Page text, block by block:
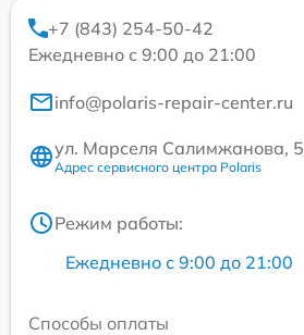
+7 (843) 254-50-42
Ежедневно с 9:00 до 21:00
info@polaris-repair-center.ru
ул. Марселя Салимжанова, 5
Адрес сервисного центра Polaris
Режим работы:
Ежедневно с 9:00 до 21:00
Способы оплаты